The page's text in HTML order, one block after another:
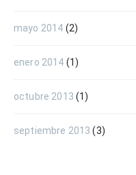
mayo 2014 (2)
enero 2014 (1)
octubre 2013 (1)
septiembre 2013 (3)